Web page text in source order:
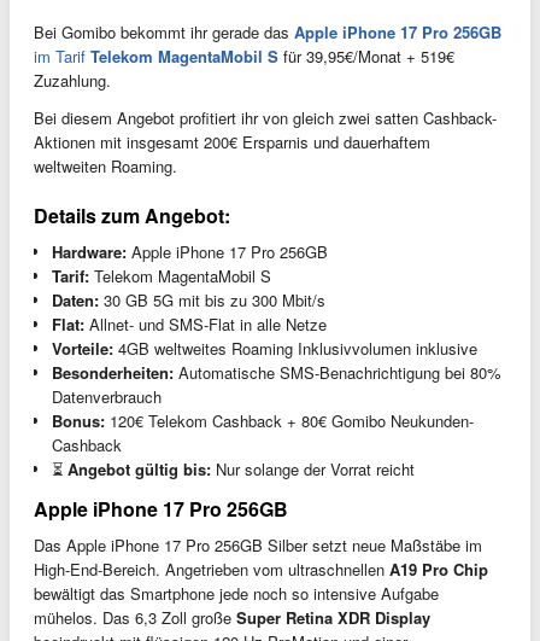
Bei Gomibo bekommt ihr gerade das Apple iPhone 17 Pro 256GB
im Tarif Telekom MagentaMobil S für 39,95€/Monat + 519€
Zuzahlung.
Bei diesem Angebot profitiert ihr von gleich zwei satten Cashback-
Aktionen mit insgesamt 200€ Ersparnis und dauerhaftem
weltweiten Roaming.
Details zum Angebot:
Hardware: Apple iPhone 17 Pro 256GB
Tarif: Telekom MagentaMobil S
Daten: 30 GB 5G mit bis zu 300 Mbit/s
Flat: Allnet- und SMS-Flat in alle Netze
Vorteile: 4GB weltweites Roaming Inklusivvolumen inklusive
Besonderheiten: Automatische SMS-Benachrichtigung bei 80%
Datenverbrauch
Bonus: 120€ Telekom Cashback + 80€ Gomibo Neukunden-
Cashback
⏳ Angebot gültig bis: Nur solange der Vorrat reicht
Apple iPhone 17 Pro 256GB
Das Apple iPhone 17 Pro 256GB Silber setzt neue Maßstäbe im
High-End-Bereich. Angetrieben vom ultraschnellen A19 Pro Chip
bewältigt das Smartphone jede noch so intensive Aufgabe
mühelos. Das 6,3 Zoll große Super Retina XDR Display